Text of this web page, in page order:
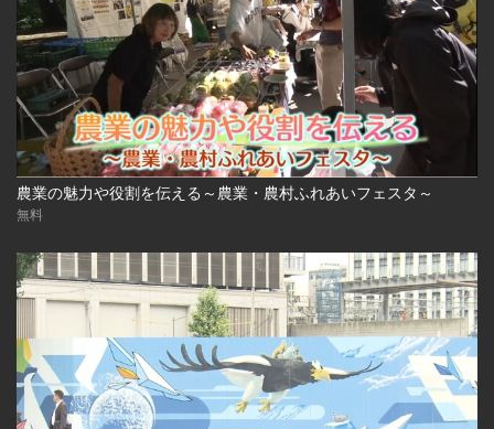
農業の魅力や役割を伝える～農業・農村ふれあいフェスタ～
無料